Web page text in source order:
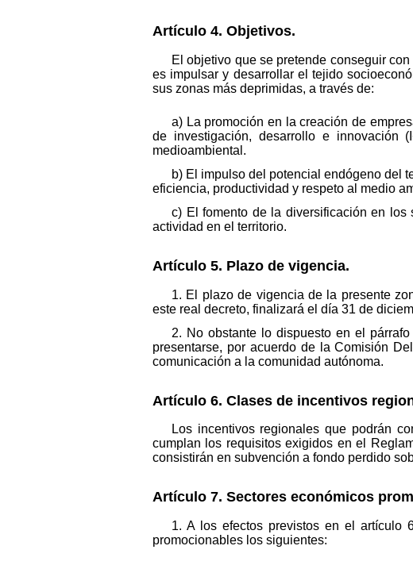
Artículo 4. Objetivos.
El objetivo que se pretende conseguir
es impulsar y desarrollar el tejido
sus zonas más deprimidas, a través de:
a) La promoción en la creación de
de investigación, desarrollo e innovación
medioambiental.
b) El impulso del potencial endógeno del
eficiencia, productividad y respeto al medio
c) El fomento de la diversificación en
actividad en el territorio.
Artículo 5. Plazo de vigencia.
1. El plazo de vigencia de la presente
este real decreto, finalizará el día 31 de
2. No obstante lo dispuesto en el
presentarse, por acuerdo de la Comisión
comunicación a la comunidad autónoma.
Artículo 6. Clases de incentivos
Los incentivos regionales que podrán
cumplan los requisitos exigidos en el
consistirán en subvención a fondo perdido
Artículo 7. Sectores económicos
1. A los efectos previstos en el artículo
promocionables los siguientes: